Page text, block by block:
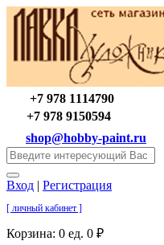
+7 978 1114790
+7 978 9150594
shop@hobby-paint.ru
Вход | Регистрация
[ личный кабинет ]
Корзина: 0 ед. 0 ₽